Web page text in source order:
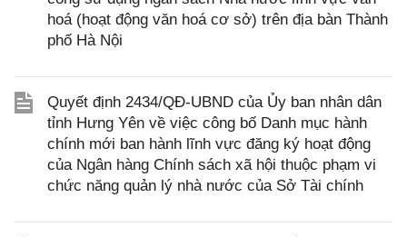
hoá (hoạt động văn hoá cơ sở) trên địa bàn Thành
phố Hà Nội
Quyết định 2434/QĐ-UBND của Ủy ban nhân dân
tỉnh Hưng Yên về việc công bố Danh mục hành
chính mới ban hành lĩnh vực đăng ký hoạt động
của Ngân hàng Chính sách xã hội thuộc phạm vi
chức năng quản lý nhà nước của Sở Tài chính